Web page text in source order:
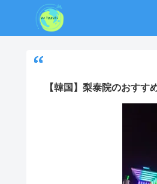
【韓国】梨泰院のおす